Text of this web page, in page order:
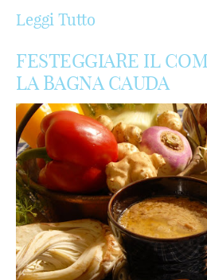
Leggi Tutto
FESTEGGIARE IL
LA BAGNA CAUDA